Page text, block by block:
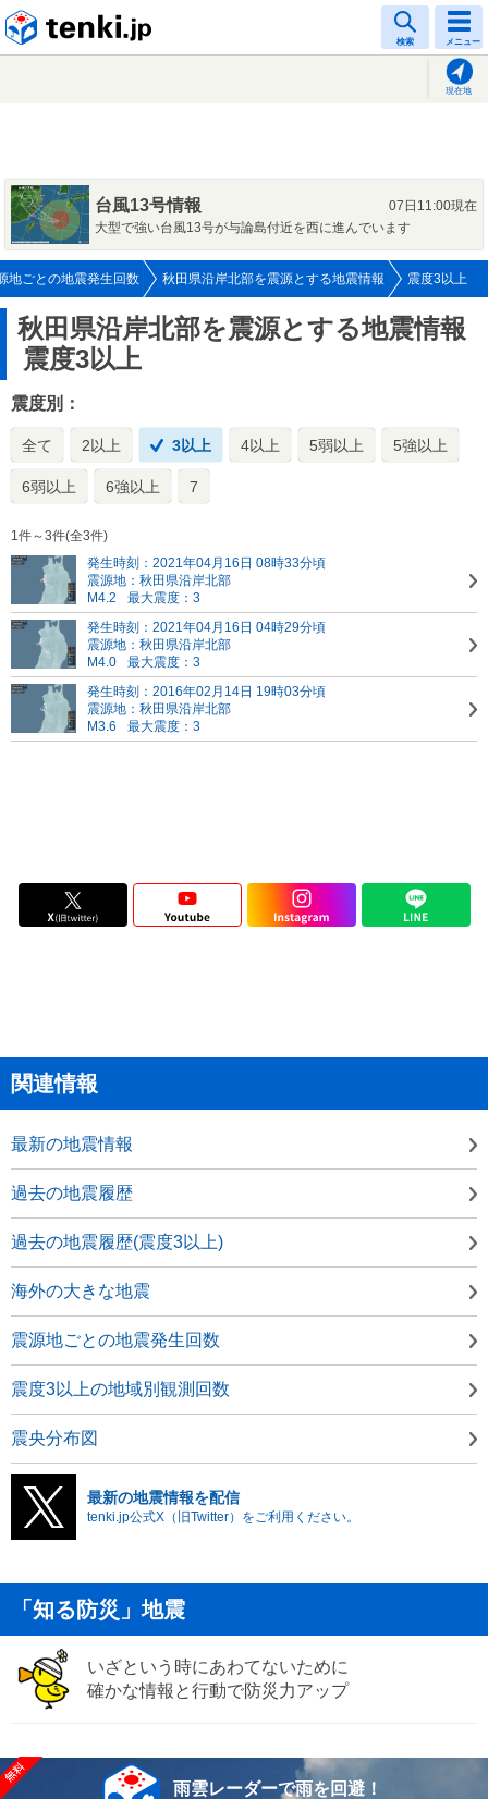
検索 メニュー
現在地
台風13号情報
07日11:00現在
大型で強い台風13号が与論島付近を西に進んでいます
地ごとの地震発生回数 秋田県沿岸北部を震源とする地震情報 震度3以上
秋田県沿岸北部を震源とする地震情報
震度3以上
震度別：
全て 2以上 3以上 4以上 5弱以上 5強以上
6弱以上 6強以上 7
1件～3件(全3件)
発生時刻：2021年04月16日 08時33分頃
震源地：秋田県沿岸北部
M4.2
最大震度：3
発生時刻：2021年04月16日 04時29分頃
震源地：秋田県沿岸北部
M4.0
最大震度：3
発生時刻：2016年02月14日 19時03分頃
震源地：秋田県沿岸北部
M3.6
最大震度：3
関連情報
最新の地震情報
過去の地震履歴
過去の地震履歴(震度3以上)
海外の大きな地震
震源地ごとの地震発生回数
震度3以上の地域別観測回数
震央分布図
最新の地震情報を配信
tenki.jp公式X（旧Twitter）をご利用ください。
「知る防災」地震
いざという時にあわてないために
確かな情報と行動で防災力アップ
雨雲レーダーで雨を回避！